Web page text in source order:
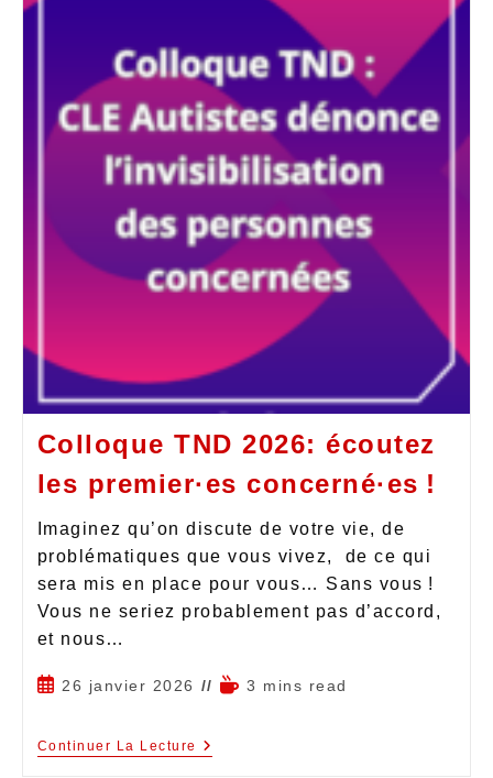
Colloque TND 2026: écoutez
les premier·es concerné·es !
Imaginez qu’on discute de votre vie, de
problématiques que vous vivez, de ce qui
sera mis en place pour vous… Sans vous !
Vous ne seriez probablement pas d’accord,
et nous…
26 janvier 2026 3 mins read
Continuer La Lecture